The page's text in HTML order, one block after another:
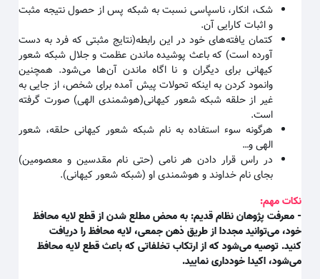
شک، انکار، ناسپاسی نسبت به شبکه پس از حصول نتیجه مثبت
و اثبات کارایی آن.
کتمان یافته‌های خود در این رابطه(نتایج مثبتی که فرد به دست
آورده است) که باعث پوشیده ماندن عظمت و جلال شبکه شعور
کیهانی برای دیگران و نا اگاه ماندن آن‌ها می‌شود. همچنین
وانمود کردن به اینکه تحولات پیش آمده برای شخص، از جایی به
غیر از حلقه شبکه شعور کیهانی(هوشمندی الهی) صورت گرفته
است.
هرگونه سوء استفاده به نام شبکه شعور کیهانی حلقه، شعور
الهی و…
در راس قرار دادن هر نامی (حتی نام مقدسین و معصومین)
بجای نام خداوند و هوشمندی او (شبکه شعور کیهانی).
نکات مهم:
- معرفت پژوهان نظام قدیم: به محض مطلع شدن از قطع لایه محافظ
خود، می‌توانید مجددا از طریق ذهن جمعی، لایه محافظ را دریافت
کنید. توصیه می‌شود که از ارتکاب تخلفاتی که باعث قطع لایه محافظ
می‌شود، اکیدا خودداری نمایید.